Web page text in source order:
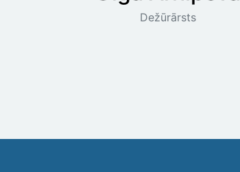
Dežūrārsts